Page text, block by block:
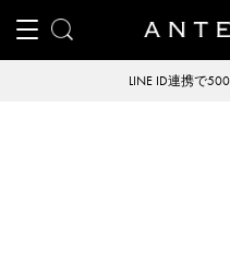
LINE ID連携で